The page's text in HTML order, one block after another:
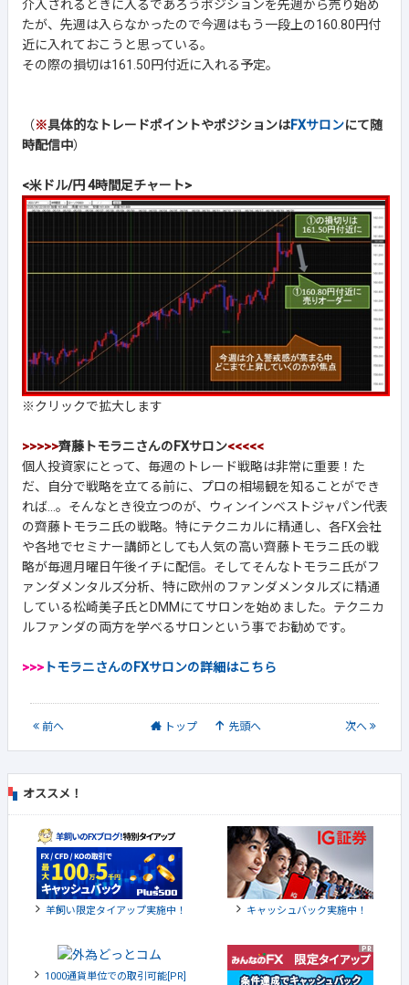
介入されるときに入るであろうポジションを先週から売り始め
たが、先週は入らなかったので今週はもう一段上の160.80円付
近に入れておこうと思っている。
その際の損切は161.50円付近に入れる予定。
（※具体的なトレードポイントやポジションはFXサロンにて随
時配信中）
<米ドル/円 4時間足チャート>
※クリックで拡大します
>>>>>齊藤トモラニさんのFXサロン<<<<<
個人投資家にとって、毎週のトレード戦略は非常に重要！た
だ、自分で戦略を立てる前に、プロの相場観を知ることができ
れば...。そんなとき役立つのが、ウィンインベストジャパン代表
の齊藤トモラニ氏の戦略。特にテクニカルに精通し、各FX会社
や各地でセミナー講師としても人気の高い齊藤トモラニ氏の戦
略が毎週月曜日午後イチに配信。そしてそんなトモラニ氏がフ
ァンダメンタルズ分析、特に欧州のファンダメンタルズに精通
している松崎美子氏とDMMにてサロンを始めました。テクニカ
ルファンダの両方を学べるサロンという事でお勧めです。
>>> トモラニさんのFXサロンの詳細はこちら
前へ トップ 先頭へ 次へ
オススメ！
羊飼い限定タイアップ実施中！ キャッシュバック実施中！
1000通貨単位での取引可能[PR]